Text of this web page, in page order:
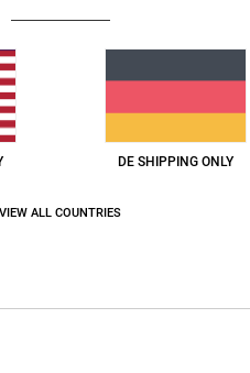
DE SHIPPING ONLY
VIEW ALL COUNTRIES